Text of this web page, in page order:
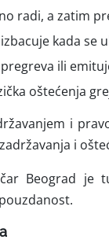
radi, a zatim
kada se
pregreva ili
oštećenja
i
i
Beograd